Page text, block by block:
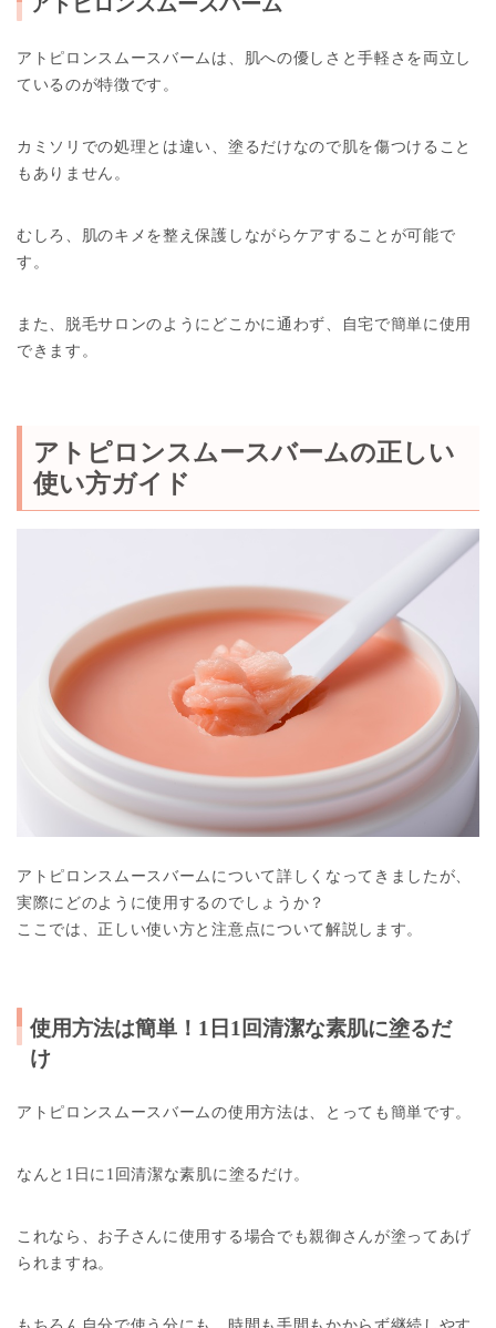
アトピロンスムースバームは、肌への優しさと手軽さを両立し
ているのが特徴です。
カミソリでの処理とは違い、塗るだけなので肌を傷つけること
もありません。
むしろ、肌のキメを整え保護しながらケアすることが可能で
す。
また、脱毛サロンのようにどこかに通わず、自宅で簡単に使用
できます。
アトピロンスムースバームの正しい
使い方ガイド
アトピロンスムースバームについて詳しくなってきましたが、
実際にどのように使用するのでしょうか？
ここでは、正しい使い方と注意点について解説します。
使用方法は簡単！1日1回清潔な素肌に塗るだ
け
アトピロンスムースバームの使用方法は、とっても簡単です。
なんと1日に1回清潔な素肌に塗るだけ。
これなら、お子さんに使用する場合でも親御さんが塗ってあげ
られますね。